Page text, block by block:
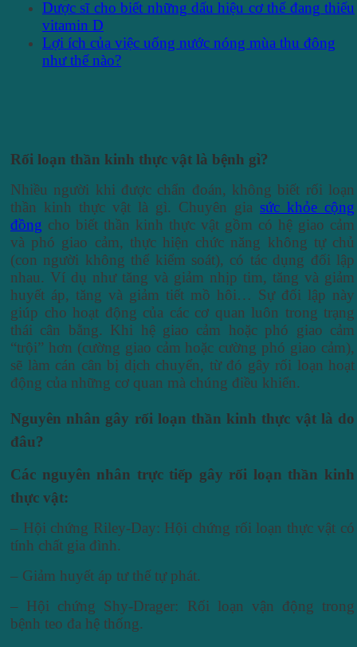
Dược sĩ cho biết những dấu hiệu cơ thể đang thiếu
vitamin D
Lợi ích của việc uống nước nóng mùa thu đông
như thế nào?
Rối loạn thần kinh thực vật là bệnh gì?
Nhiều người khi được chẩn đoán, không biết rối loạn
thần kinh thực vật là gì. Chuyên gia sức khỏe cộng
đồng cho biết thần kinh thực vật gồm có hệ giao cảm
và phó giao cảm, thực hiện chức năng không tự chủ
(con người không thể kiểm soát), có tác dụng đối lập
nhau. Ví dụ như tăng và giảm nhịp tim, tăng và giảm
huyết áp, tăng và giảm tiết mồ hôi… Sự đối lập này
giúp cho hoạt động của các cơ quan luôn trong trạng
thái cân bằng. Khi hệ giao cảm hoặc phó giao cảm
“trội” hơn (cường giao cảm hoặc cường phó giao cảm),
sẽ làm cán cân bị dịch chuyển, từ đó gây rối loạn hoạt
động của những cơ quan mà chúng điều khiển.
Nguyên nhân gây rối loạn thần kinh thực vật là do
đâu?
Các nguyên nhân trực tiếp gây rối loạn thần kinh
thực vật:
– Hội chứng Riley-Day: Hội chứng rối loạn thực vật có
tính chất gia đình.
– Giảm huyết áp tư thế tự phát.
– Hội chứng Shy-Drager: Rối loạn vận động trong
bệnh teo đa hệ thống.